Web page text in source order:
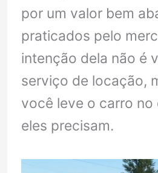
por um valor bem
praticados pelo
intenção dela não é
serviço de locação,
você leve o carro no
eles precisam.